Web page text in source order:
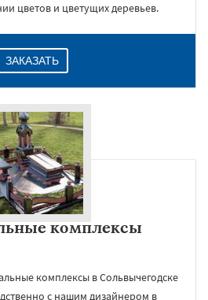
цветов и цветущих деревьев.
ЗАКАЗАТЬ
комплексы
комплексы в Сольвычегодске
с нашим дизайнером в